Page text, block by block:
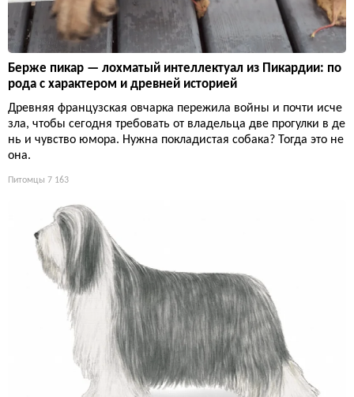
Берже пикар — лохматый интеллектуал из Пикардии: по
рода с характером и древней историей
Древняя французская овчарка пережила войны и почти исче
зла, чтобы сегодня требовать от владельца две прогулки в де
нь и чувство юмора. Нужна покладистая собака? Тогда это не
она.
Питомцы 7 163